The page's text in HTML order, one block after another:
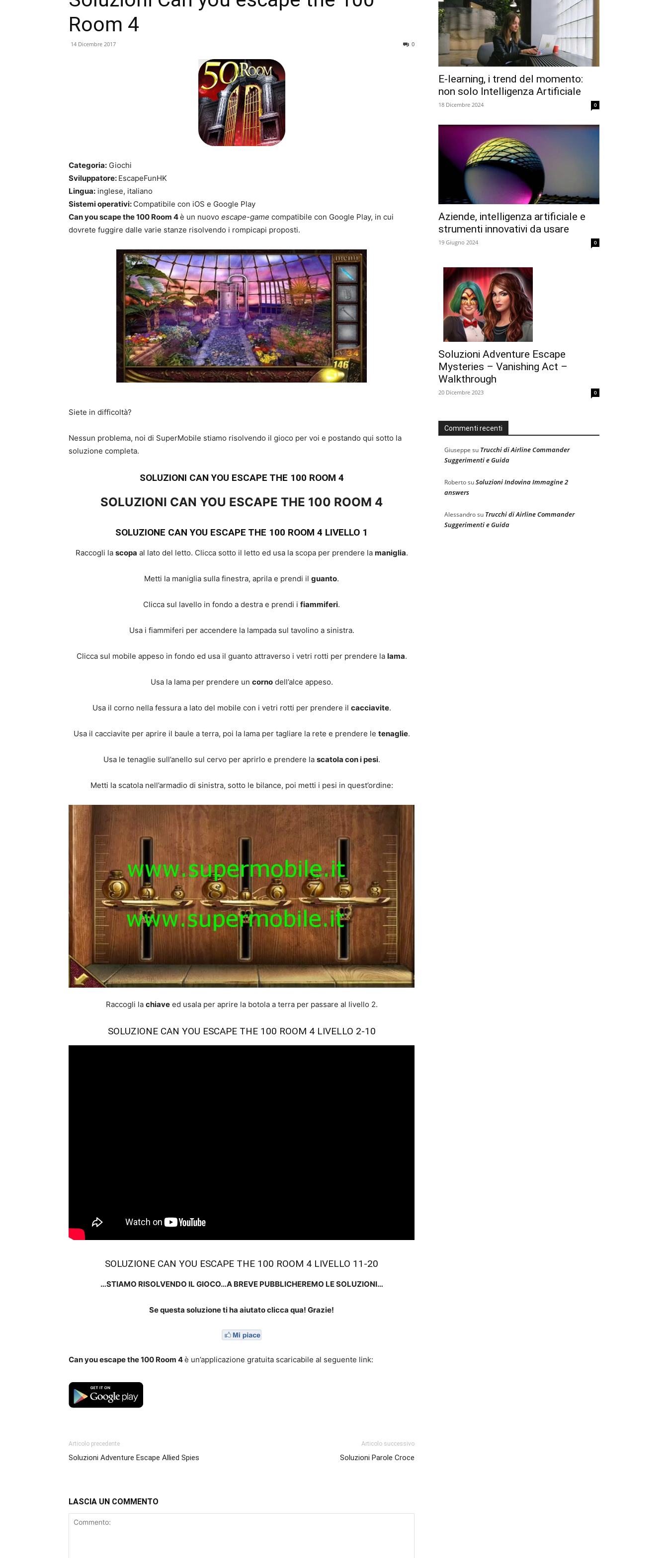
Room 4
14 Dicembre 2017 0
Categoria: Giochi
Sviluppatore: EscapeFunHK
Lingua: inglese, italiano
Sistemi operativi: Compatibile con iOS e Google Play
Can you scape the 100 Room 4è un nuovo escape-game compatibile con Google Play, in cui
dovrete fuggire dalle varie stanze risolvendo i rompicapi proposti.
Siete in difficoltà?
Nessun problema, noi di SuperMobile stiamo risolvendo il gioco per voi e postando qui sotto la
soluzione completa.
SOLUZIONI CAN YOU ESCAPE THE 100 ROOM 4
SOLUZIONI CAN YOU ESCAPE THE 100 ROOM 4
SOLUZIONE CAN YOU ESCAPE THE 100 ROOM 4 LIVELLO 1
Raccogli la scopa al lato del letto. Clicca sotto il letto ed usa la scopa per prendere la maniglia.
Metti la maniglia sulla finestra, aprila e prendi il guanto.
Clicca sul lavello in fondo a destra e prendi i fiammiferi.
Usa i fiammiferi per accendere la lampada sul tavolino a sinistra.
Clicca sul mobile appeso in fondo ed usa il guanto attraverso i vetri rotti per prendere la lama.
Usa la lama per prendere un cornodell’alce appeso.
Usa il corno nella fessura a lato del mobile con i vetri rotti per prendere il cacciavite.
Usa il cacciavite per aprire il baule a terra, poi la lama per tagliare la rete e prendere le tenaglie.
Usa le tenaglie sull’anello sul cervo per aprirlo e prendere la scatola con i pesi.
Metti la scatola nell’armadio di sinistra, sotto le bilance, poi metti i pesi in quest’ordine:
Raccogli la chiaveed usala per aprire la botola a terra per passare al livello 2.
SOLUZIONE CAN YOU ESCAPE THE 100 ROOM 4 LIVELLO 2-10
SOLUZIONE CAN YOU ESCAPE THE 100 ROOM 4 LIVELLO 11-20
…STIAMO RISOLVENDO IL GIOCO…A BREVE PUBBLICHEREMO LE SOLUZIONI…
Se questa soluzione ti ha aiutato clicca qua! Grazie!
Can you escape the 100 Room 4è un’applicazione gratuita scaricabile al seguente link:
Articolo precedente
Soluzioni Adventure Escape Allied Spies
Articolo successivo
Soluzioni Parole Croce
LASCIA UN COMMENTO
E-learning, i trend del momento:
non solo Intelligenza Artificiale
18 Dicembre 2024 0
Aziende, intelligenza artificiale e
strumenti innovativi da usare
19 Giugno 2024 0
Soluzioni Adventure Escape
Mysteries – Vanishing Act –
Walkthrough
20 Dicembre 2023 0
Commenti recenti
Giuseppe su Trucchi di Airline Commander
Suggerimenti e Guida
RobertosuSoluzioni Indovina Immagine 2
answers
Alessandrosu Trucchi di Airline Commander
Suggerimenti e Guida